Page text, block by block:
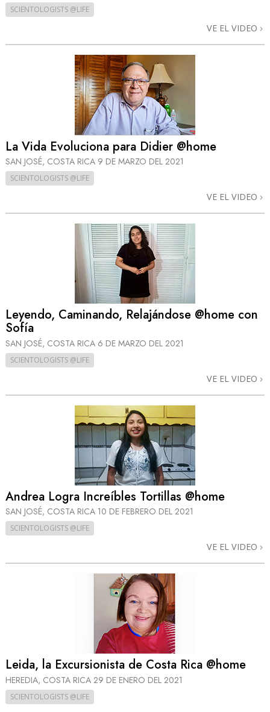
SCIENTOLOGISTS @LIFE
VE EL VIDEO
La Vida Evoluciona para Didier @home
SAN JOSÉ, COSTA RICA 9 DE MARZO DEL 2021
SCIENTOLOGISTS @LIFE
VE EL VIDEO
Leyendo, Caminando, Relajándose @home con
Sofía
SAN JOSÉ, COSTA RICA 6 DE MARZO DEL 2021
SCIENTOLOGISTS @LIFE
VE EL VIDEO
Andrea Logra Increíbles Tortillas @home
SAN JOSÉ, COSTA RICA 10 DE FEBRERO DEL 2021
SCIENTOLOGISTS @LIFE
VE EL VIDEO
Leida, la Excursionista de Costa Rica @home
HEREDIA, COSTA RICA 29 DE ENERO DEL 2021
SCIENTOLOGISTS @LIFE